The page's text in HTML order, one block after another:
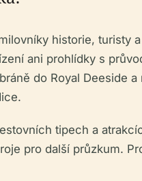
historie, turisty
ani prohlídky s
do Royal Deeside a
tipech a
pro další průzkum.